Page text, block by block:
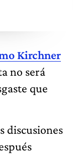
Kirchner
no será
que
discusiones